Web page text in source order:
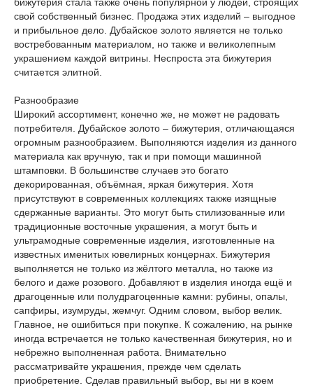
свой собственный бизнес. Продажа этих изделий – выгодное
и прибыльное дело. Дубайское золото является не только
востребованным материалом, но также и великолепным
украшением каждой витрины. Неспроста эта бижутерия
считается элитной.
Разнообразие
Широкий ассортимент, конечно же, не может не радовать
потребителя. Дубайское золото – бижутерия, отличающаяся
огромным разнообразием. Выполняются изделия из данного
материала как вручную, так и при помощи машинной
штамповки. В большинстве случаев это богато
декорированная, объёмная, яркая бижутерия. Хотя
присутствуют в современных коллекциях также изящные
сдержанные варианты. Это могут быть стилизованные или
традиционные восточные украшения, а могут быть и
ультрамодные современные изделия, изготовленные на
известных именитых ювелирных концернах. Бижутерия
выполняется не только из жёлтого металла, но также из
белого и даже розового. Добавляют в изделия иногда ещё и
драгоценные или полудрагоценные камни: рубины, опалы,
сапфиры, изумруды, жемчуг. Одним словом, выбор велик.
Главное, не ошибиться при покупке. К сожалению, на рынке
иногда встречается не только качественная бижутерия, но и
небрежно выполненная работа. Внимательно
рассматривайте украшения, прежде чем сделать
приобретение. Сделав правильный выбор, вы ни в коем